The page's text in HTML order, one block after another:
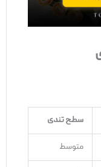
سطح تندی
متوسط